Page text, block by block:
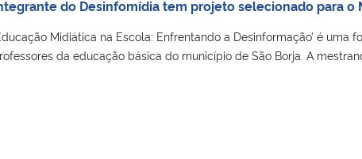
do Desinfomídia tem projeto selecionado para o
Midiática na Escola: Enfrentando a Desinformação’ é uma
da educação básica do município de São Borja. A